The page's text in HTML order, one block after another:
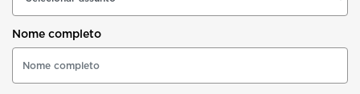
Nome completo